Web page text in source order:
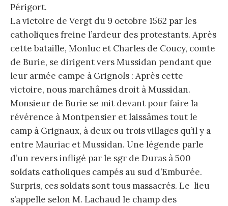
Périgort.
La victoire de Vergt du 9 octobre 1562 par les
catholiques freine l’ardeur des protestants. Après
cette bataille, Monluc et Charles de Coucy, comte
de Burie, se dirigent vers Mussidan pendant que
leur armée campe à Grignols : Après cette
victoire, nous marchâmes droit à Mussidan.
Monsieur de Burie se mit devant pour faire la
révérence à Montpensier et laissâmes tout le
camp à Grignaux, à deux ou trois villages qu’il y a
entre Mauriac et Mussidan. Une légende parle
d’un revers infligé par le sgr de Duras à 500
soldats catholiques campés au sud d’Emburée.
Surpris, ces soldats sont tous massacrés. Le lieu
s’appelle selon M. Lachaud le champ des